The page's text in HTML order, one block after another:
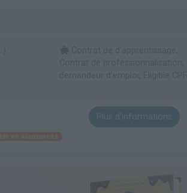
Plus d'informations